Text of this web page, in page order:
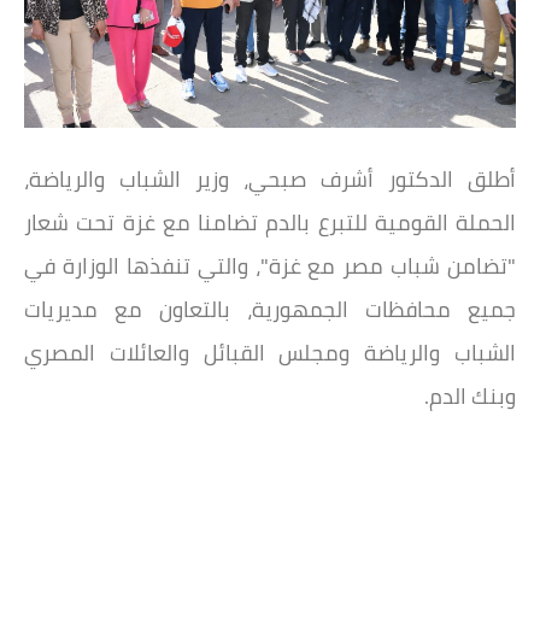
أطلق الدكتور أشرف صبحي، وزير الشباب والرياضة،
الحملة القومية للتبرع بالدم تضامنا مع غزة تحت شعار
"تضامن شباب مصر مع غزة"، والتي تنفذها الوزارة في
جميع محافظات الجمهورية، بالتعاون مع مديريات
الشباب والرياضة ومجلس القبائل والعائلات المصري
وبنك الدم.